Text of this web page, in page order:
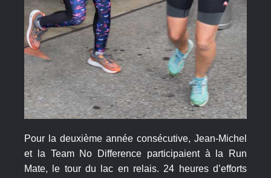
Pour la deuxième année consécutive, Jean-Michel
et la Team No Difference participaient à la Run
Mate, le tour du lac en relais. 24 heures d’efforts